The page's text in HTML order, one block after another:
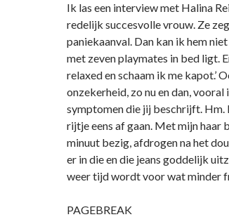
Ik las een interview met Halina
redelijk succesvolle vrouw. Ze
paniekaanval. Dan kan ik hem
met zeven playmates in bed ligt.
relaxed en schaam ik me kapot.’
onzekerheid, zo nu en dan,
symptomen die jij beschrijft. Hm.
rijtje eens af gaan. Met mijn haar
minuut bezig, afdrogen na het
er in die en die jeans goddelijk
weer tijd wordt voor wat minder
PAGEBREAK